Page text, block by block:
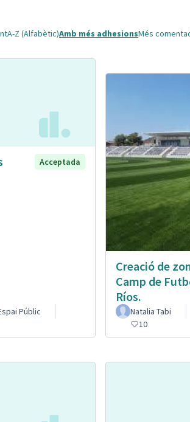
A-Z (Alfabètic)Amb més adhesionsMés
Acceptada
Públic
Creació de
Camp de
Ríos.
Natalia Tabi
10